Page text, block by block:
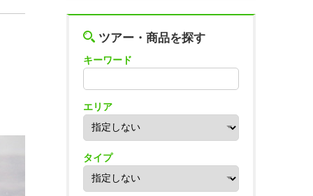
ツアー・商品を探す
キーワード
エリア
タイプ